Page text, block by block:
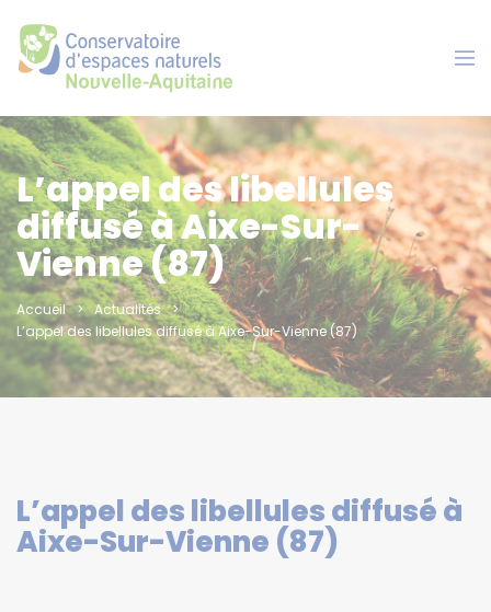
L’appel des libellules
diffusé à Aixe-Sur-
Vienne (87)
Accueil
Actualités
L’appel des libellules diffusé à Aixe-Sur-Vienne (87)
L’appel des libellules diffusé à
Aixe-Sur-Vienne (87)